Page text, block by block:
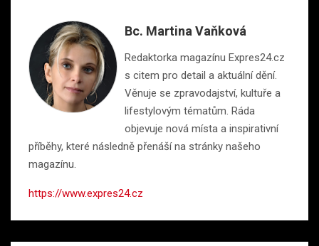
Bc. Martina Vaňková
Redaktorka magazínu Expres24.cz
s citem pro detail a aktuální dění.
Věnuje se zpravodajství, kultuře a
lifestylovým tématům. Ráda
objevuje nová místa a inspirativní
příběhy, které následně přenáší na stránky našeho
magazínu.
https://www.expres24.cz